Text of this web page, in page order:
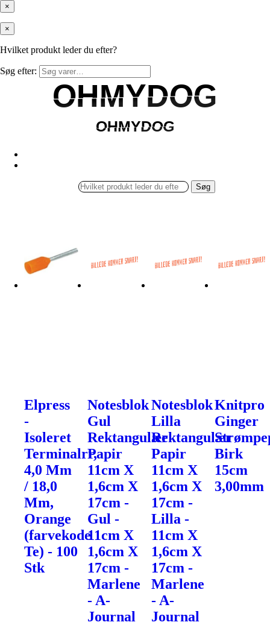
×
×
Hvilket produkt leder du efter?
Søg efter:
OHMYDOG
OHMYDOG
OHMYDOG
OHMYDOG
Søg
Elpress
-
Isoleret
Terminalrr,
4,0 Mm
/ 18,0
Mm,
Orange
(farvekode
Te) - 100
Stk
Notesblok
Gul
Rektangulær
Papir
11cm X
1,6cm X
17cm -
Gul -
11cm X
1,6cm X
17cm -
Marlene
- A-
Journal
Notesblok
Lilla
Rektangulær
Papir
11cm X
1,6cm X
17cm -
Lilla -
11cm X
1,6cm X
17cm -
Marlene
- A-
Journal
Knitpro
Ginger
Birk
15cm
3,00mm